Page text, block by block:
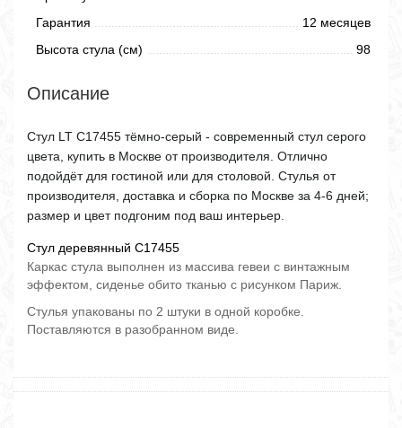
Гарантия
12 месяцев
Высота стула (см)
98
Описание
Стул LT C17455 тёмно-серый - современный стул серого
цвета, купить в Москве от производителя. Отлично
подойдёт для гостиной или для столовой. Стулья от
производителя, доставка и сборка по Москве за 4-6 дней;
размер и цвет подгоним под ваш интерьер.
Стул деревянный C17455
Каркас стула выполнен из массива гевеи с винтажным
эффектом, сиденье обито тканью с рисунком Париж.
Стулья упакованы по 2 штуки в одной коробке.
Поставляются в разобранном виде.